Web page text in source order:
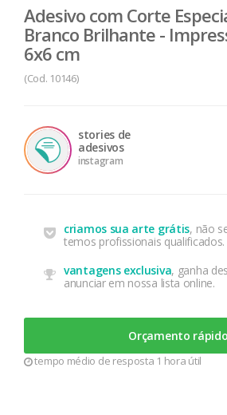
Adesivo com Corte
Branco Brilhante -
6x6 cm
(Cod. 10146)
stories de
adesivos
instagram
criamos sua arte grátis, não
temos profissionais qualificados.
vantagens exclusiva, ganha
anunciar em nossa lista online.
Orçamento rápido
tempo médio de resposta 1 hora útil